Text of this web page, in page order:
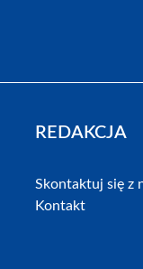
REDAKCJA
Skontaktuj się z
Kontakt